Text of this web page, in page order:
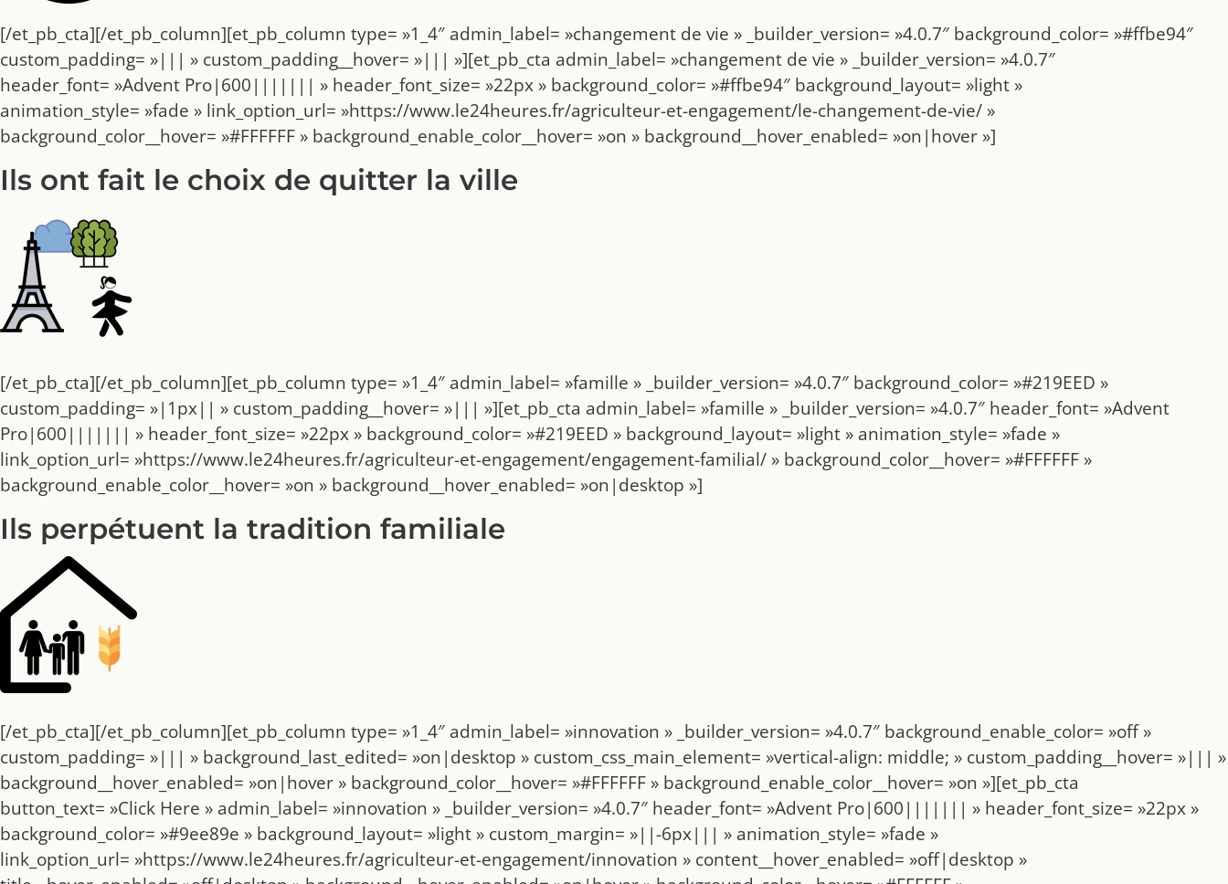
[/et_pb_cta][/et_pb_column][et_pb_column type= »1_4″ admin_label= »changement de vie » _builder_version= »4.0.7″ background_color= »#ffbe94″
custom_padding= »||| » custom_padding__hover= »||| »][et_pb_cta admin_label= »changement de vie » _builder_version= »4.0.7″
header_font= »Advent Pro|600||||||| » header_font_size= »22px » background_color= »#ffbe94″ background_layout= »light »
animation_style= »fade » link_option_url= »https://www.le24heures.fr/agriculteur-et-engagement/le-changement-de-vie/ »
background_color__hover= »#FFFFFF » background_enable_color__hover= »on » background__hover_enabled= »on|hover »]
Ils ont fait le choix de quitter la ville
[/et_pb_cta][/et_pb_column][et_pb_column type= »1_4″ admin_label= »famille » _builder_version= »4.0.7″ background_color= »#219EED »
custom_padding= »|1px|| » custom_padding__hover= »||| »][et_pb_cta admin_label= »famille » _builder_version= »4.0.7″ header_font= »Advent
Pro|600||||||| » header_font_size= »22px » background_color= »#219EED » background_layout= »light » animation_style= »fade »
link_option_url= »https://www.le24heures.fr/agriculteur-et-engagement/engagement-familial/ » background_color__hover= »#FFFFFF »
background_enable_color__hover= »on » background__hover_enabled= »on|desktop »]
Ils perpétuent la tradition familiale
[/et_pb_cta][/et_pb_column][et_pb_column type= »1_4″ admin_label= »innovation » _builder_version= »4.0.7″ background_enable_color= »off »
custom_padding= »||| » background_last_edited= »on|desktop » custom_css_main_element= »vertical-align: middle; » custom_padding__hover= »||| »
background__hover_enabled= »on|hover » background_color__hover= »#FFFFFF » background_enable_color__hover= »on »][et_pb_cta
button_text= »Click Here » admin_label= »innovation » _builder_version= »4.0.7″ header_font= »Advent Pro|600||||||| » header_font_size= »22px »
background_color= »#9ee89e » background_layout= »light » custom_margin= »||-6px||| » animation_style= »fade »
link_option_url= »https://www.le24heures.fr/agriculteur-et-engagement/innovation » content__hover_enabled= »off|desktop »